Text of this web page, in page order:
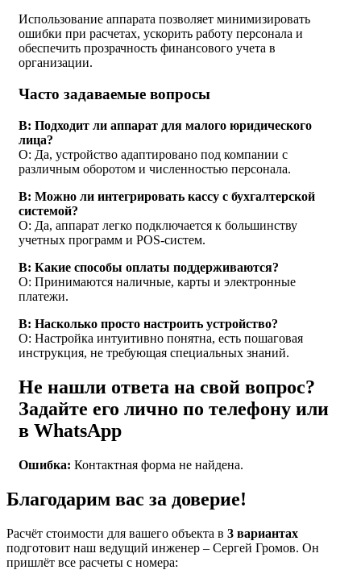
Использование аппарата позволяет минимизировать
ошибки при расчетах, ускорить работу персонала и
обеспечить прозрачность финансового учета в
организации.
Часто задаваемые вопросы
В: Подходит ли аппарат для малого юридического
лица?
О: Да, устройство адаптировано под компании с
различным оборотом и численностью персонала.
В: Можно ли интегрировать кассу с бухгалтерской
системой?
О: Да, аппарат легко подключается к большинству
учетных программ и POS-систем.
В: Какие способы оплаты поддерживаются?
О: Принимаются наличные, карты и электронные
платежи.
В: Насколько просто настроить устройство?
О: Настройка интуитивно понятна, есть пошаговая
инструкция, не требующая специальных знаний.
Не нашли ответа на свой вопрос?
Задайте его лично по телефону или
в WhatsApp
Ошибка: Контактная форма не найдена.
Благодарим вас за доверие!
Расчёт стоимости для вашего объекта в 3 вариантах
подготовит наш ведущий инженер – Сергей Громов. Он
пришлёт все расчеты с номера: